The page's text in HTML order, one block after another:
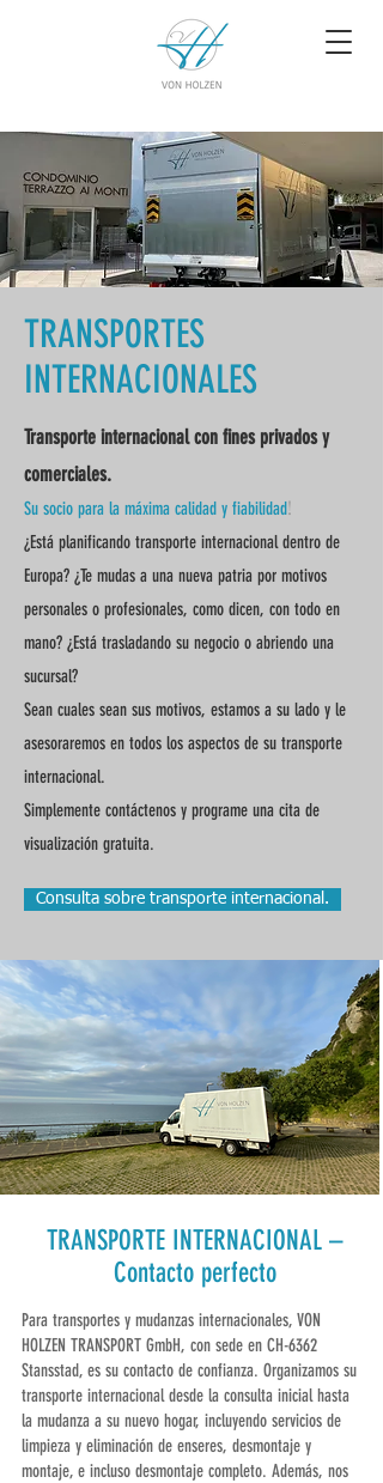
TRANSPORTES
INTERNACIONALES
Transporte internacional con fines privados y
comerciales.
Su socio para la máxima calidad y fiabilidad!
¿Está planificando transporte internacional dentro de
Europa? ¿Te mudas a una nueva patria por motivos
personales o profesionales, como dicen, con todo en
mano? ¿Está trasladando su negocio o abriendo una
sucursal?
Sean cuales sean sus motivos, estamos a su lado y le
asesoraremos en todos los aspectos de su transporte
internacional.
Simplemente contáctenos y programe una cita de
visualización gratuita.
Consulta sobre transporte internacional.
TRANSPORTE INTERNACIONAL –
Contacto perfecto
Para transportes y mudanzas internacionales, VON
HOLZEN TRANSPORT GmbH, con sede en CH-6362
Stansstad, es su contacto de confianza. Organizamos su
transporte internacional desde la consulta inicial hasta
la mudanza a su nuevo hogar, incluyendo servicios de
limpieza y eliminación de enseres, desmontaje y
montaje, e incluso desmontaje completo. Además, nos